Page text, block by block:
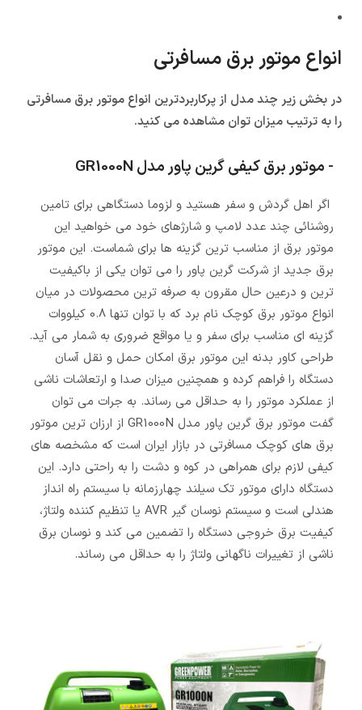
انواع موتور برق مسافرتی
در بخش زیر چند مدل از پرکاربردترین انواع موتور برق مسافرتی
را به ترتیب میزان توان مشاهده می کنید.
- موتور برق کیفی گرین پاور مدل GR1000N
اگر اهل گردش و سفر هستید و لزوما دستگاهی برای تامین
روشنائی چند عدد لامپ و شارژهای خود می خواهید این
موتور برق از مناسب ترین گزینه ها برای شماست. این موتور
برق جدید از شرکت گرین پاور را می توان یکی از باکیفیت
ترین و درعین حال مقرون به صرفه ترین محصولات در میان
انواع موتور برق کوچک نام برد که با توان تنها 0.8 کیلووات
گزینه ای مناسب برای سفر و یا مواقع ضروری به شمار می آید.
طراحی کاور بدنه این موتور برق امکان حمل و نقل آسان
دستگاه را فراهم کرده و همچنین میزان صدا و ارتعاشات ناشی
از عملکرد موتور را به حداقل می رساند. به جرات می توان
گفت موتور برق گرین پاور مدل GR1000N از ارزان ترین موتور
برق های کوچک مسافرتی در بازار ایران است که مشخصه های
کیفی لازم برای همراهی در کوه و دشت را به راحتی دارد. این
دستگاه دارای موتور تک سیلند چهارزمانه با سیستم راه انداز
هندلی است و سیستم نوسان گیر AVR یا تنظیم کننده ولتاژ،
کیفیت برق خروجی دستگاه را تضمین می کند و نوسان برق
ناشی از تغییرات ناگهانی ولتاژ را به حداقل می رساند.